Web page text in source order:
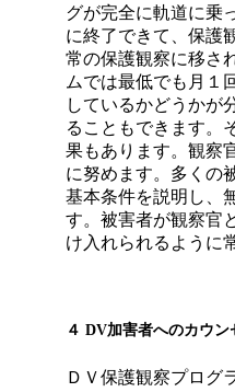
グが完全に軌道に乗
に終了できて、保護
常の保護観察に移さ
ムでは最低でも月１
しているかどうかが
ることもできます。
果もあります。観察
に努めます。多くの
基本条件を説明し、
す。被害者が観察官
け入れられるように
４ DV加害者へのカウン
ＤＶ保護観察プログ